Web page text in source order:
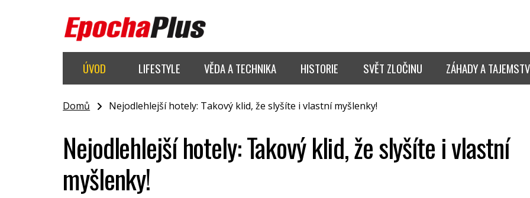
ÚVOD LIFESTYLE VĚDA A TECHNIKA HISTORIE SVĚT ZLOČINU ZÁHADY A
Domů Nejodlehlejší hotely: Takový klid, že slyšíte i vlastní myšlenky!
Nejodlehlejší hotely: Takový klid, že slyšíte i vlastní
myšlenky!